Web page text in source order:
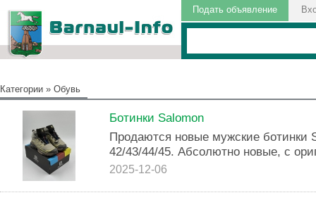
Подать объявление
Категории » Обувь
Ботинки Salomon
Продаются новые мужские ботинки
42/43/44/45. Абсолютно новые, с
2025-12-06